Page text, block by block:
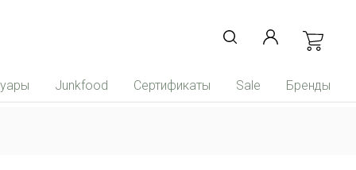
Junkfood Сертификаты Sale Бренды